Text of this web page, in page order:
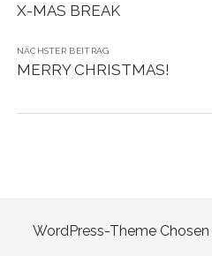
X-MAS BREAK
NÄCHSTER BEITRAG
MERRY CHRISTMAS!
WordPress-Theme Chosen